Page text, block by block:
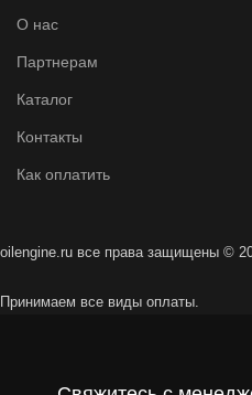
О нас
Партнерам
Каталог
Контакты
Как оплатить
oilengine.ru все права защищены ©
Принимаем все виды оплаты.